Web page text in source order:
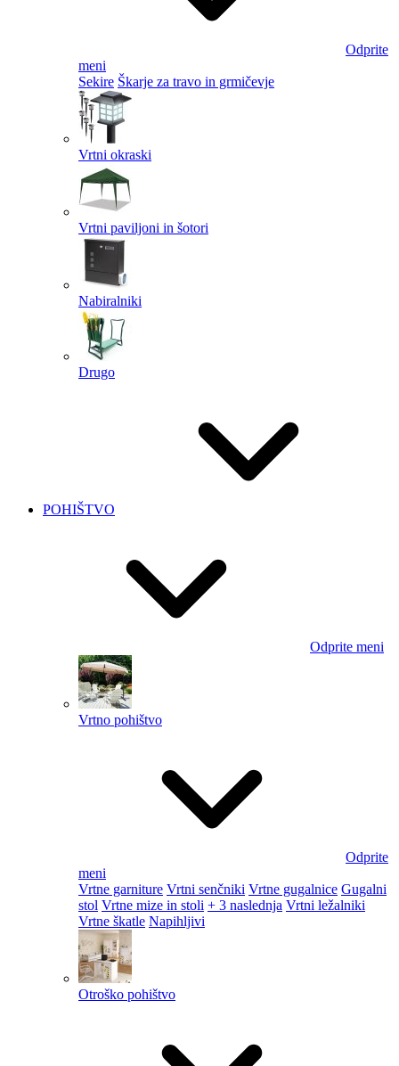
Odprite
meni
Sekire Škarje za travo in grmičevje
Vrtni okraski
Vrtni paviljoni in šotori
Nabiralniki
Drugo
POHIŠTVO
Odprite meni
Vrtno pohištvo
Odprite
meni
Vrtne garniture Vrtni senčniki Vrtne gugalnice Gugalni
stol Vrtne mize in stoli + 3 naslednja Vrtni ležalniki
Vrtne škatle Napihljivi
Otroško pohištvo